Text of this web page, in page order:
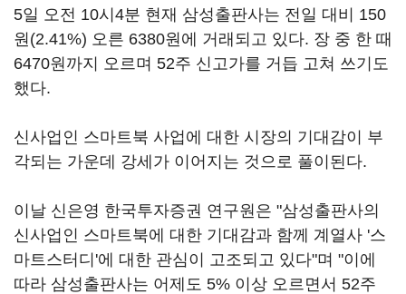
5일 오전 10시4분 현재 삼성출판사는 전일 대비 150
원(2.41%) 오른 6380원에 거래되고 있다. 장 중 한 때
6470원까지 오르며 52주 신고가를 거듭 고쳐 쓰기도
했다.
신사업인 스마트북 사업에 대한 시장의 기대감이 부
각되는 가운데 강세가 이어지는 것으로 풀이된다.
이날 신은영 한국투자증권 연구원은 "삼성출판사의
신사업인 스마트북에 대한 기대감과 함께 계열사 '스
마트스터디'에 대한 관심이 고조되고 있다"며 "이에
따라 삼성출판사는 어제도 5% 이상 오르면서 52주